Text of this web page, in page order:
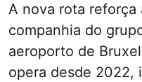
A nova rota reforça
companhia do
aeroporto de
opera desde 2022,